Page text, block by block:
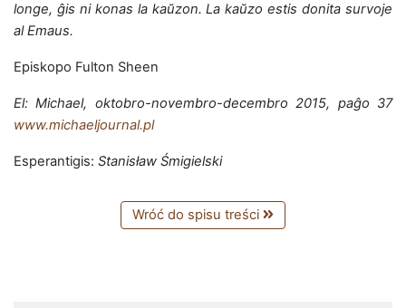
longe, ĝis ni konas la kaŭzon. La kaŭzo estis donita survoje
al Emaus.
Episkopo Fulton Sheen
El: Michael, oktobro-novembro-decembro 2015, paĝo 37
www.michaeljournal.pl
Esperantigis: Stanisław Śmigielski
Wróć do spisu treści